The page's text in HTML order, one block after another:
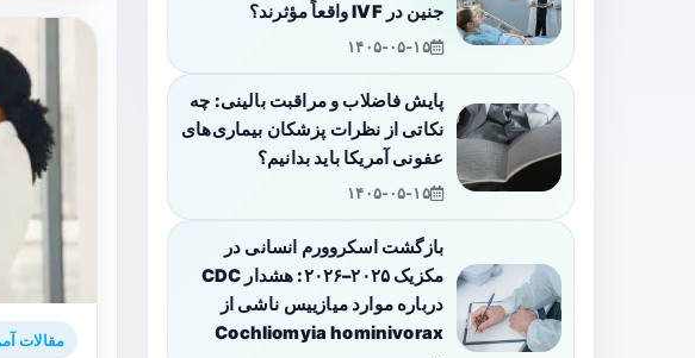
مقالات
جنین در IVF واقعاً مؤثرند؟
۱۴۰۵-۰۵-۱۵
پایش فاضلاب و مراقبت بالینی: چه
نکاتی از نظرات پزشکان بیماری‌های
عفونی آمریکا باید بدانیم؟
۱۴۰۵-۰۵-۱۵
بازگشت اسکروورم انسانی در
مکزیک ۲۰۲۵–۲۰۲۶: هشدار CDC
درباره موارد میازییس ناشی از
Cochliomyia hominivorax